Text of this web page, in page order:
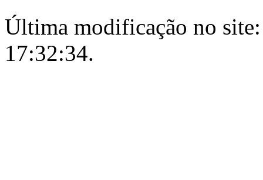
Última modificação no
17:32:34.